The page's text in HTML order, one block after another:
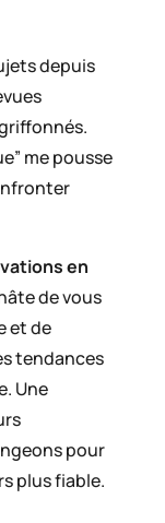
depuis
me pousse
en
de vous
et de
tendances
Une
pour
plus fiable.